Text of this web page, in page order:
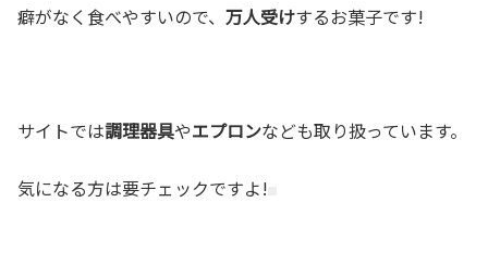
癖がなく食べやすいので、 万人受けするお菓子です!
サイトでは調理器具やエプロンなども取り扱っています。
気になる方は要チェックですよ!